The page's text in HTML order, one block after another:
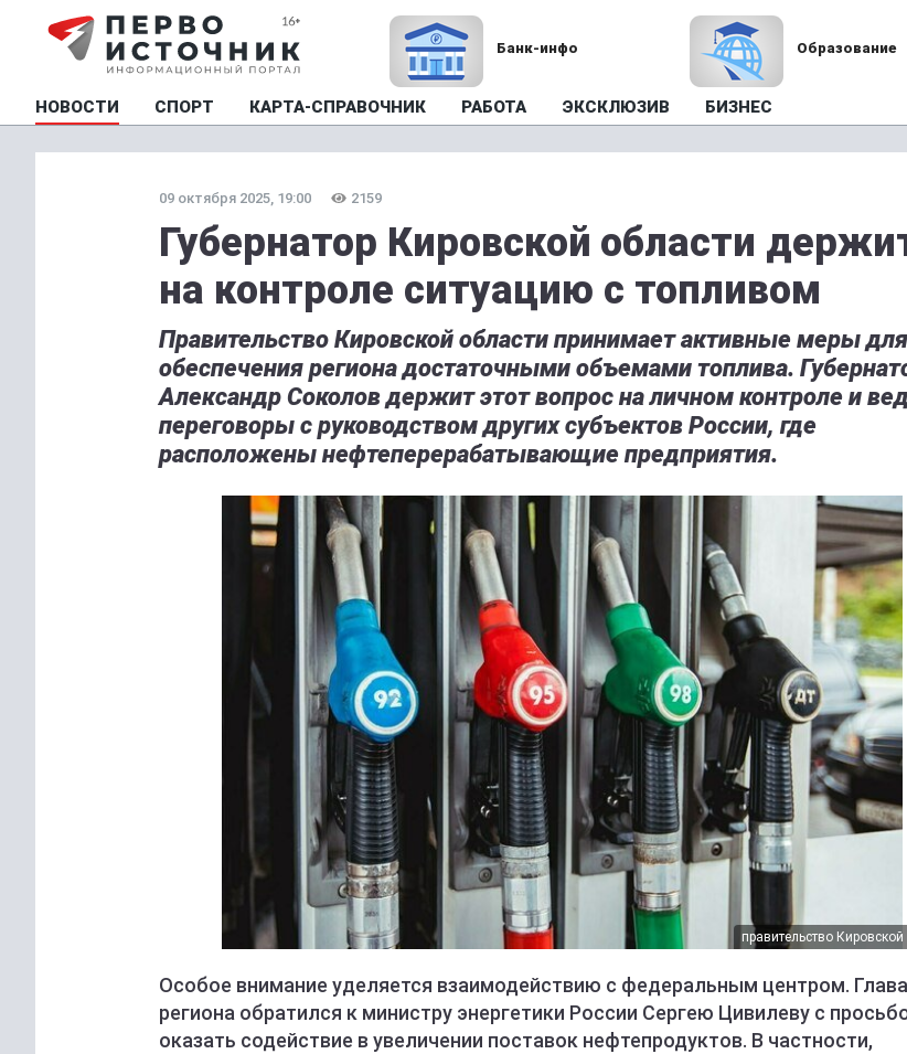
Банк-инфо Образование
НОВОСТИ СПОРТ КАРТА-СПРАВОЧНИК РАБОТА ЭКСКЛЮЗИВ БИЗНЕС
09 октября 2025, 19:00 2159
Губернатор Кировской области
на контроле ситуацию с топливом
Правительство Кировской области принимает активные меры для
обеспечения региона достаточными объемами топлива.
Александр Соколов держит этот вопрос на личном контроле и
переговоры с руководством других субъектов России, где
расположены нефтеперерабатывающие предприятия.
правительство Кировской
Особое внимание уделяется взаимодействию с федеральным центром. Глава
региона обратился к министру энергетики России Сергею Цивилеву с
оказать содействие в увеличении поставок нефтепродуктов. В частности,